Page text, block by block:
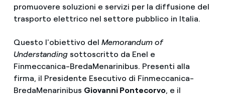
promuovere soluzioni e servizi per la diffusione del
trasporto elettrico nel settore pubblico in Italia.
Questo l'obiettivo del Memorandum of
Understandingsottoscritto da Enel e
Finmeccanica-BredaMenarinibus. Presenti alla
firma, il Presidente Esecutivo di Finmeccanica-
BredaMenarinibus Giovanni Pontecorvo, e il